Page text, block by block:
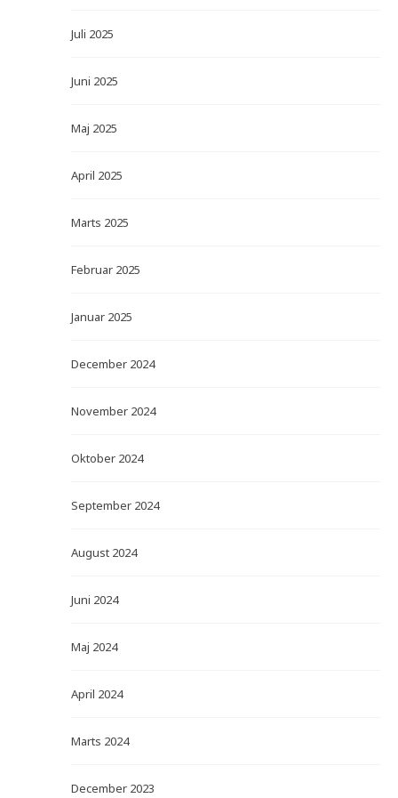
Juli 2025
Juni 2025
Maj 2025
April 2025
Marts 2025
Februar 2025
Januar 2025
December 2024
November 2024
Oktober 2024
September 2024
August 2024
Juni 2024
Maj 2024
April 2024
Marts 2024
December 2023